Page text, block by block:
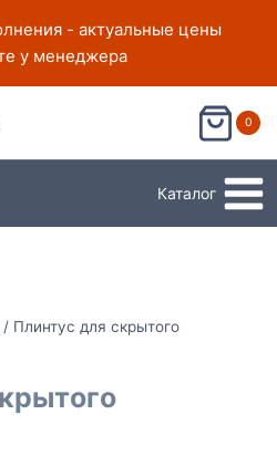
- актуальные цены
у менеджера
0
Каталог
/ Плинтус для скрытого